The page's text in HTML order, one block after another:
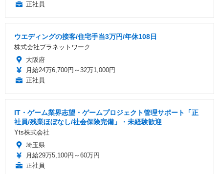
正社員
ウエディングの接客/住宅手当3万円/年休108日
株式会社プラネットワーク
大阪府
月給24万6,700円～32万1,000円
正社員
IT・ゲーム業界志望・ゲームプロジェクト管理サポート「正
社員/残業ほぼなし/社会保険完備」・未経験歓迎
Yts株式会社
埼玉県
月給29万5,100円～60万円
正社員